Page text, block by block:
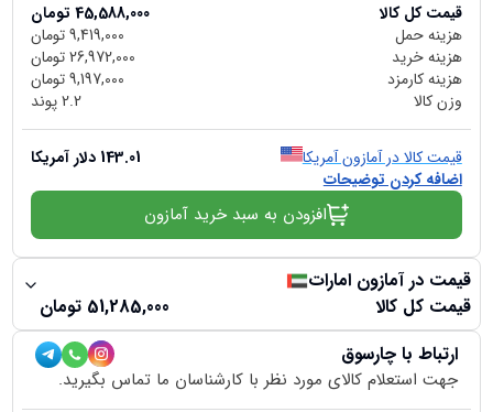
قیمت کل کالا 45,588,000 تومان
هزینه حمل
9,419,000تومان
هزینه خرید
26,972,000تومان
هزینه کارمزد
9,197,000تومان
وزن کالا
2.2پوند
قیمت کالا در آمازون آمریکا 143.01 دلار آمریکا
اضافه کردن توضیحات
افزودن به سبد خرید آمازون
قیمت در آمازون امارات
قیمت کل کالا
51,285,000 تومان
ارتباط با چارسوق
جهت استعلام کالای مورد نظر با کارشناسان ما تماس بگیرید.